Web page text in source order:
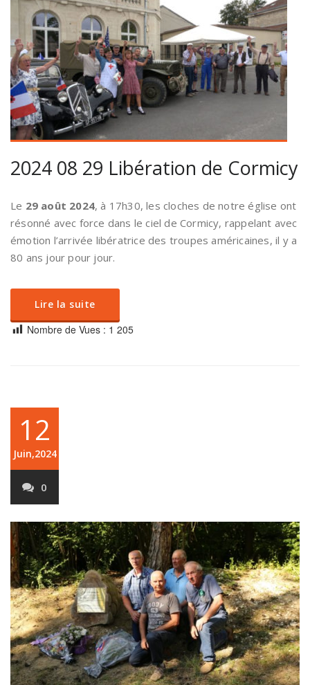
2024 08 29 Libération de Cormicy
Le 29 août 2024, à 17h30, les cloches de notre église ont
résonné avec force dans le ciel de Cormicy, rappelant avec
émotion l’arrivée libératrice des troupes américaines, il y a
80 ans jour pour jour.
Lire la suite
Nombre de Vues : 1 205
12
Juin,2024
0